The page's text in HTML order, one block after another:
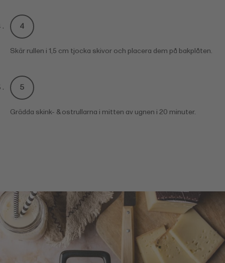
Skär rullen i 1,5 cm tjocka skivor och placera dem på bakplåten.
Grädda skink- & ostrullarna i mitten av ugnen i 20 minuter.